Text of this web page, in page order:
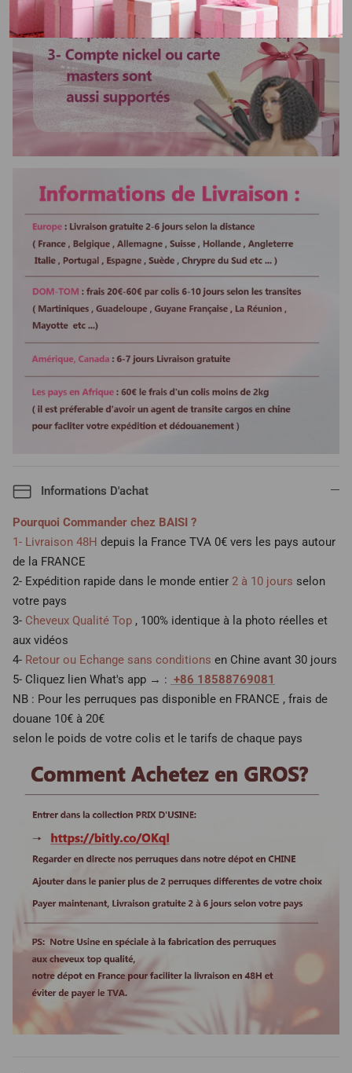
12jours, il n'y a pas de livraison
pendant weekend.
Délai d'utilisation Plus de 3 ans
Bandes élastique Ajustable
Colorable ou
Oui
Lisser ou boucler au
Informations D'achat
Pourquoi Commander chez BAISI ?
1- Livraison 48H depuis la France TVA 0€ vers les pays autour
de la FRANCE
2- Expédition rapide dans le monde entier 2 à 10 jours selon
votre pays
3- Cheveux Qualité Top , 100% identique à la photo réelles et
aux vidéos
4- Retour ou Echange sans conditions en Chine avant 30 jours
5- Cliquez lien What's app → : +86 18588769081
NB : Pour les perruques pas disponible en FRANCE , frais de
douane 10€ à 20€
selon le poids de votre colis et le tarifs de chaque pays